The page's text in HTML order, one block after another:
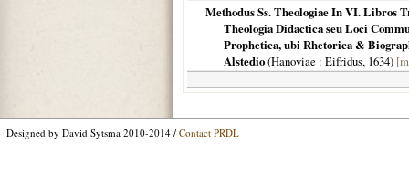
Methodus Ss. Theologiae In VI. Libros
Theologia Didactica seu Loci
Prophetica, ubi Rhetorica &
Alstedio(Hanoviae : Eifridus, 1634)
Designed by David Sytsma 2010-2014 / Contact PRDL